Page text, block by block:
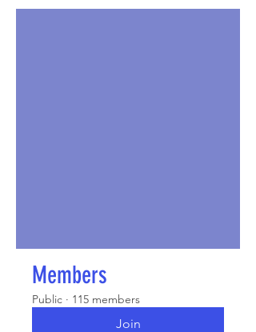
Members
Public · 115 members
Join